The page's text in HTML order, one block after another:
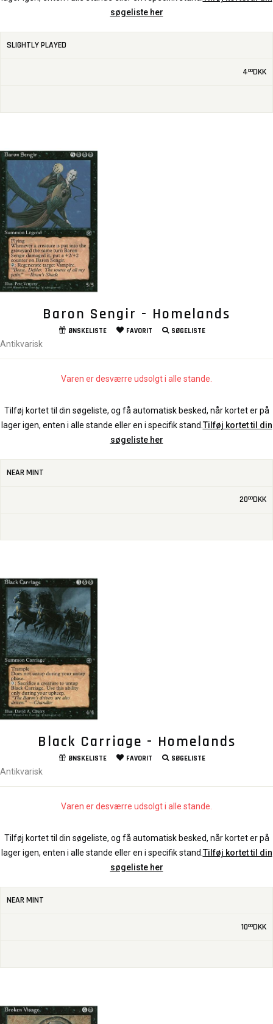
søgeliste her
SLIGHTLY PLAYED
400DKK
Baron Sengir - Homelands
ØNSKELISTE FAVORIT SØGELISTE
Antikvarisk
Varen er desværre udsolgt i alle stande.
Tilføj kortet til din søgeliste, og få automatisk besked, når kortet er på
lager igen, enten i alle stande eller en i specifik stand. Tilføj kortet til din
søgeliste her
NEAR MINT
2000DKK
Black Carriage - Homelands
ØNSKELISTE FAVORIT SØGELISTE
Antikvarisk
Varen er desværre udsolgt i alle stande.
Tilføj kortet til din søgeliste, og få automatisk besked, når kortet er på
lager igen, enten i alle stande eller en i specifik stand. Tilføj kortet til din
søgeliste her
NEAR MINT
1000DKK